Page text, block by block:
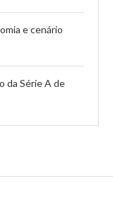
e cenário
da Série A de